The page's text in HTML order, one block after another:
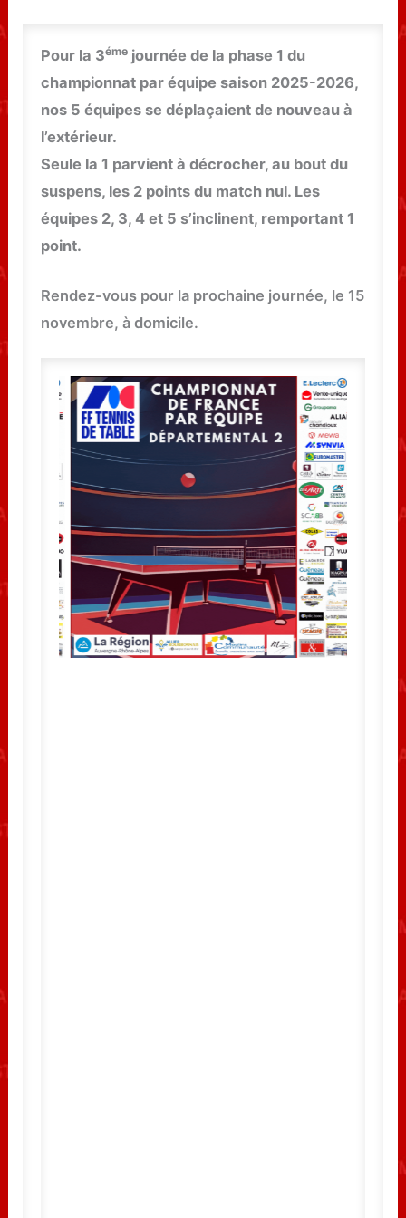
Pour la 3éme journée de la phase 1 du
championnat par équipe saison 2025-2026,
nos 5 équipes se déplaçaient de nouveau à
l’extérieur.
Seule la 1 parvient à décrocher, au bout du
suspens, les 2 points du match nul. Les
équipes 2, 3, 4 et 5 s’inclinent, remportant 1
point.
Rendez-vous pour la prochaine journée, le 15
novembre, à domicile.